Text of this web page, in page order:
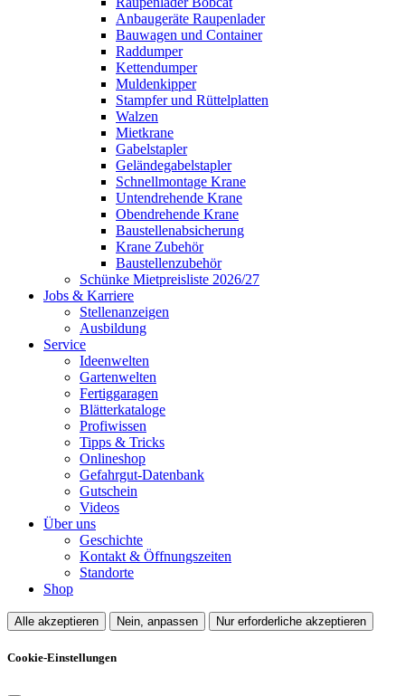
Anbaugeräte Raupenlader
Bauwagen und Container
Raddumper
Kettendumper
Muldenkipper
Stampfer und Rüttelplatten
Walzen
Mietkrane
Gabelstapler
Geländegabelstapler
Schnellmontage Krane
Untendrehende Krane
Obendrehende Krane
Baustellenabsicherung
Krane Zubehör
Baustellenzubehör
Schünke Mietpreisliste 2026/27
Jobs & Karriere
Stellenanzeigen
Ausbildung
Service
Ideenwelten
Gartenwelten
Fertiggaragen
Blätterkataloge
Profiwissen
Tipps & Tricks
Onlineshop
Gefahrgut-Datenbank
Gutschein
Videos
Über uns
Geschichte
Kontakt & Öffnungszeiten
Standorte
Shop
Alle akzeptieren Nein, anpassen Nur erforderliche akzeptieren
Cookie-Einstellungen